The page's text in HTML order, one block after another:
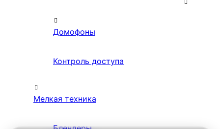
Домофоны
Контроль доступа
Мелкая техника